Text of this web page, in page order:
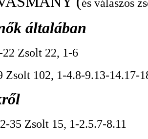
és válaszos
általában
22 Zsolt 22, 1-6
Zsolt 102, 1-4.8-9.13-14.17-
35 Zsolt 15, 1-2.5.7-8.11